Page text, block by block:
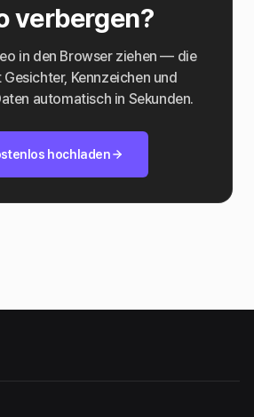
verbergen?
in den Browser ziehen — die
Gesichter, Kennzeichen und
automatisch in Sekunden.
hochladen